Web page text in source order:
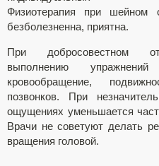
Физиотерапия при шейном
безболезненна, приятна.
При добросовестном
выполнению упражнений
кровообращение,
позвонков. При
ощущениях уменьшается
Врачи не советуют делать
вращения головой.